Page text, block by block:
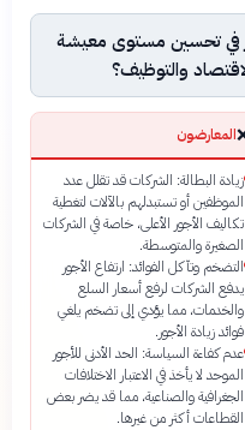
في تحسين مستوى معيشة
والتوظيف؟
المعارضون
زيادة البطالة: الشركات قد تقلل عدد
الموظفين أو تستبدلهم بالآلات لتغطية
تكاليف الأجور الأعلى، خاصة في الشركات
الصغيرة والمتوسطة.
التضخم وتآكل الفوائد: ارتفاع الأجور
يدفع الشركات لرفع أسعار السلع
والخدمات، مما يؤدي إلى تضخم يلغي
فوائد زيادة الأجور.
عدم كفاءة السياسة: الحد الأدنى للأجور
الموحد لا يأخذ في الاعتبار الاختلافات
الجغرافية والصناعية، مما قد يضر بعض
القطاعات أكثر من غيرها.